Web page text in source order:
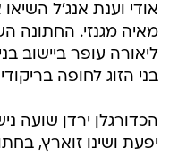
אודי וענת אנג'ל
מאיה מגנזי. החתונה
ליאורה עופר ביישוב
בני הזוג לחופה
הכדורגלן ירדן שועה
יפעת ושינו זוארץ,